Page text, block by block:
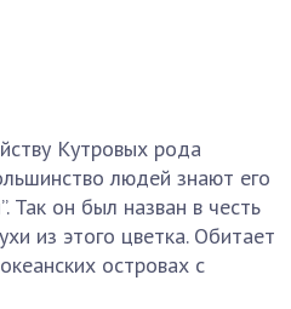
Кутровых рода
людей знают его
Так он был назван в честь
из этого цветка. Обитает
островах с